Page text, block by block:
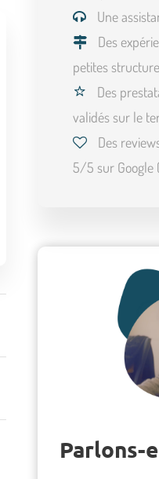
Une
Des
petites
Des
validés sur le
Des
5/5 sur Google
Parlons-